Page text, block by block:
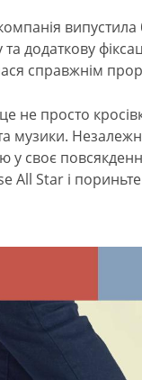
та додаткову
справжнім
не просто
музики.
у своє
All Star і